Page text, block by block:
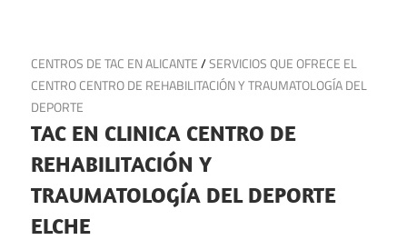
en
España
20 de junio de 2025
CENTROS DE TAC EN ALICANTE/SERVICIOS QUE OFRECE EL
CENTRO CENTRO DE REHABILITACIÓN Y TRAUMATOLOGÍA DEL
DEPORTE
TAC EN CLINICA CENTRO DE
REHABILITACIÓN Y
TRAUMATOLOGÍA DEL DEPORTE
ELCHE